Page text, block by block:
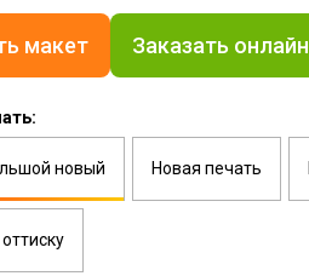
макет Заказать онлайн
новый Новая печать